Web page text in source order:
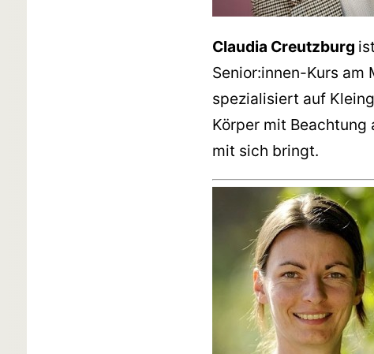
Claudia Creutzburg
Senior:innen-Kurs
spezialisiert auf
Körper mit Beachtung
mit sich bringt.